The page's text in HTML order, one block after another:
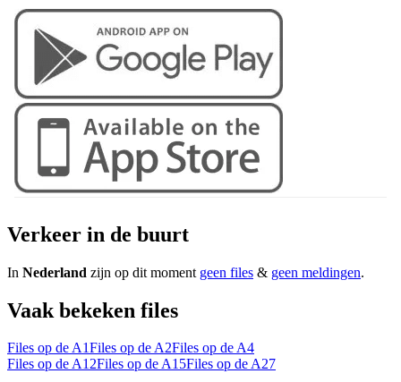
Verkeer in de buurt
In Nederland zijn op dit moment geen files & geen meldingen.
Vaak bekeken files
Files op de A1Files op de A2Files op de A4
Files op de A12Files op de A15Files op de A27